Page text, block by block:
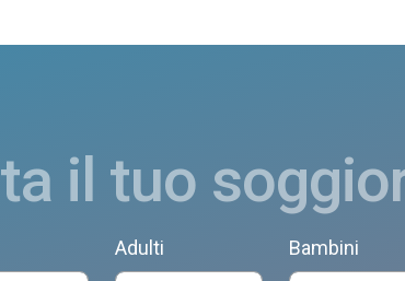
il tuo
Adulti Bambini